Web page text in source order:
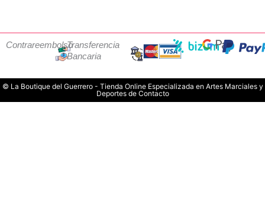
ContrareembolsoTransferencia
Bancaria
© La Boutique del Guerrero - Tienda Online Especializada en Artes Marciales y
Deportes de Contacto